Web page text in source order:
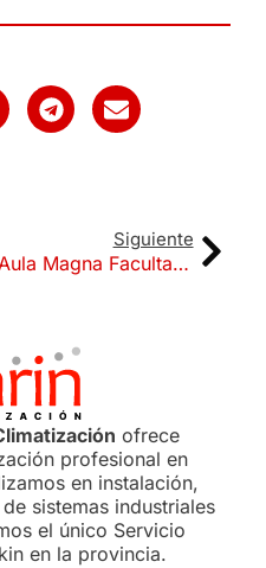
Siguiente
Aula Magna Facultad de Ciencias
ofrece
profesional en
en instalación,
sistemas industriales
el único Servicio
en la provincia.